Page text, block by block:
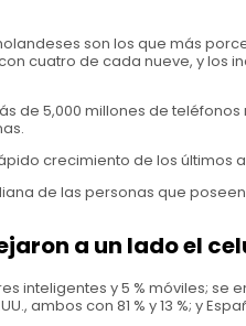
son los que más
cuatro de cada nueve, y los
de 5,000 millones de
crecimiento de los últimos
de las personas que
a un lado el
inteligentes y 5 % móviles; se
ambos con 81 % y 13 %; y